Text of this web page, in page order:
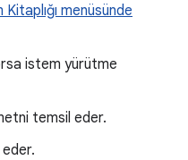
Kitaplığı menüsünde
istem yürütme
temsil eder.